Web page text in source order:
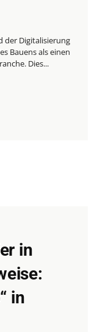
der Digitalisierung
Bauens als einen
Dies...
in
in